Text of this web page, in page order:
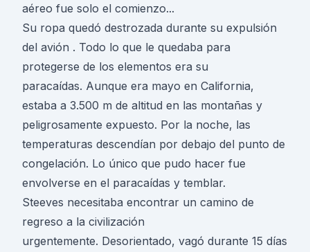
aéreo fue solo el comienzo...
Su ropa quedó destrozada durante su expulsión
del avión . Todo lo que le quedaba para
protegerse de los elementos era su
paracaídas. Aunque era mayo en California,
estaba a 3.500 m de altitud en las montañas y
peligrosamente expuesto. Por la noche, las
temperaturas descendían por debajo del punto de
congelación. Lo único que pudo hacer fue
envolverse en el paracaídas y temblar.
Steeves necesitaba encontrar un camino de
regreso a la civilización
urgentemente. Desorientado, vagó durante 15 días